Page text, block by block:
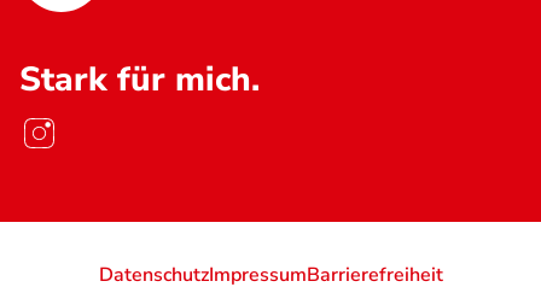
Stark für mich.
DatenschutzImpressumBarrierefreiheit